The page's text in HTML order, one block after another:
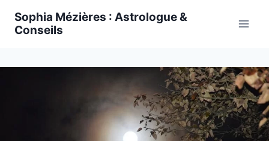
Sophia Mézières : Astrologue &
Conseils